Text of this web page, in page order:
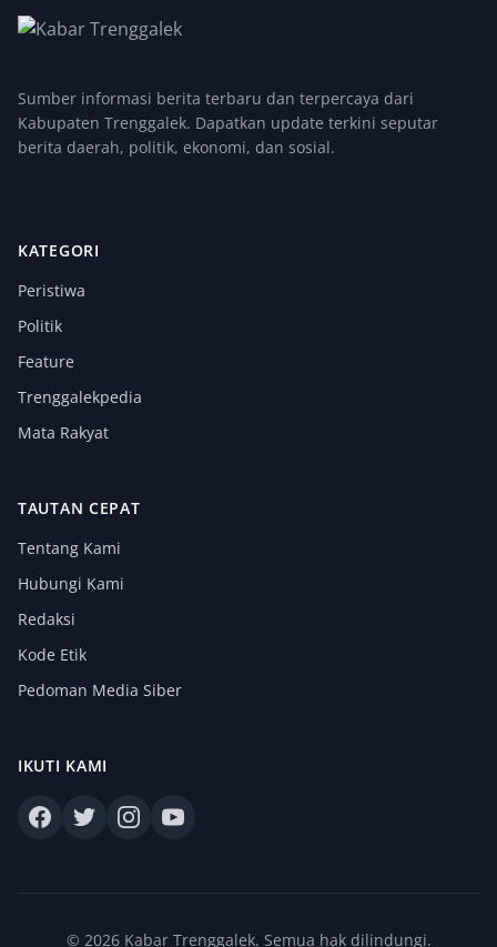
Sumber informasi berita terbaru dan terpercaya dari
Kabupaten Trenggalek. Dapatkan update terkini seputar
berita daerah, politik, ekonomi, dan sosial.
KATEGORI
Peristiwa
Politik
Feature
Trenggalekpedia
Mata Rakyat
TAUTAN CEPAT
Tentang Kami
Hubungi Kami
Redaksi
Kode Etik
Pedoman Media Siber
IKUTI KAMI
© 2026 Kabar Trenggalek. Semua hak dilindungi.